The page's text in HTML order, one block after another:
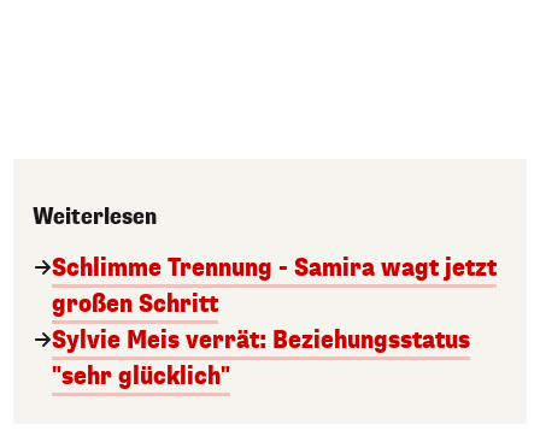
Weiterlesen
Schlimme Trennung - Samira wagt jetzt
großen Schritt
Sylvie Meis verrät: Beziehungsstatus
"sehr glücklich"